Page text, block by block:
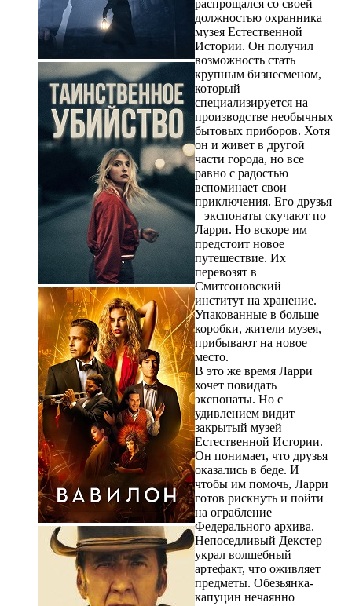
распрощался со своей
должностью охранника
музея Естественной
Истории. Он получил
возможность стать
крупным бизнесменом,
который
специализируется на
производстве необычных
бытовых приборов. Хотя
он и живет в другой
части города, но все
равно с радостью
вспоминает свои
приключения. Его друзья
– экспонаты скучают по
Ларри. Но вскоре им
предстоит новое
путешествие. Их
перевозят в
Смитсоновский
институт на хранение.
Упакованные в больше
коробки, жители музея,
прибывают на новое
место.
В это же время Ларри
хочет повидать
экспонаты. Но с
удивлением видит
закрытый музей
Естественной Истории.
Он понимает, что друзья
оказались в беде. И
чтобы им помочь, Ларри
готов рискнуть и пойти
на ограбление
Федерального архива.
Непоседливый Декстер
украл волшебный
артефакт, что оживляет
предметы. Обезьянка-
капуцин нечаянно